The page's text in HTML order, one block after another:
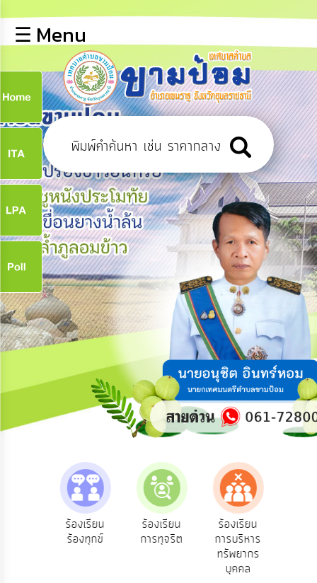
หลัก
ข้อมูล
พื้น
ฐาน
บุคลากร
ข่าว
ประชาสัมพันธ์
การ
ปฏิสัมพันธ์
ข้อมูล
รับ
ฟัง
ความ
คิด
เห็น
แผน
แผน
พัฒนา
บริหาร/
ทรัพยากร
☰ Menu
ร้องเรียน
ร้องทุกข์
ร้องเรียน
การทุจริต
ร้องเรียน
การบริหาร
ทรัพยากร
บุคคล